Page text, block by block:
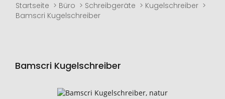
Startseite Büro Schreibgeräte
Kugelschreiber
Bamscri Kugelschreiber
Bamscri Kugelschreiber